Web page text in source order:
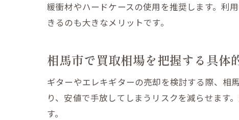
緩衝材やハードケースの使用を推奨します。利
きるのも大きなメリットです。
相馬市で買取相場を把握する具体
ギターやエレキギターの売却を検討する際、相
り、安値で手放してしまうリスクを減らせます
す。